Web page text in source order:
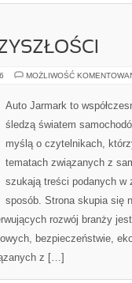
MOŻLIWOŚĆ
Auto Jarmark to
śledzą światem
myślą o czytelnikach,
tematach związanych z
szukają treści podanych w
sposób. Strona skupia się
rozwój branży
bezpieczeństwie,
z […]